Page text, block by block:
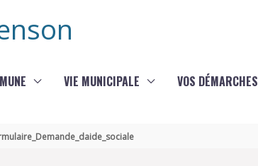
VIE MUNICIPALE VOS DÉMARCHES